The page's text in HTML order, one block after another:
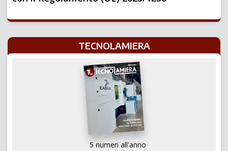
TECNOLAMIERA
5 numeri all'anno